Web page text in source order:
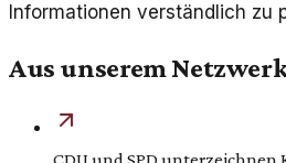
Informationen verständlich zu
Aus unserem